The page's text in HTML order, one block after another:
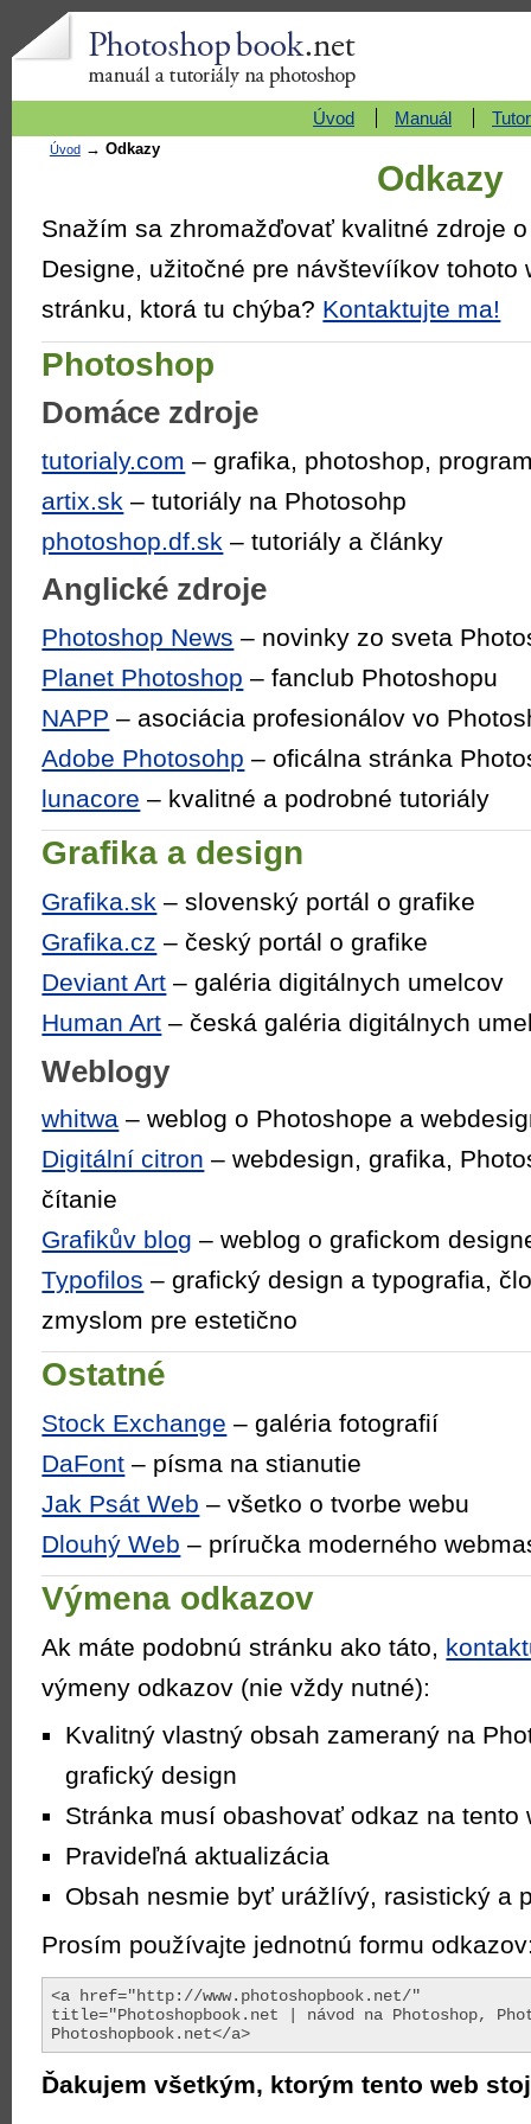
Photoshopbook.net
manuál a tutoriály
Odkazy
Snažím sa zhromažďovať kvalitné zdroje
Designe, užitočné pre návštevííkov tohoto
stránku, ktorá tu chýba? Kontaktujte ma!
Photoshop
Domáce zdroje
tutorialy.com – grafika, photoshop,
artix.sk – tutoriály na Photosohp
photoshop.df.sk – tutoriály a články
Anglické zdroje
Photoshop News – novinky zo sveta
Planet Photoshop – fanclub Photoshopu
NAPP – asociácia profesionálov vo
Adobe Photosohp – oficálna stránka
lunacore – kvalitné a podrobné tutoriály
Grafika a design
Grafika.sk – slovenský portál o grafike
Grafika.cz – český portál o grafike
Deviant Art – galéria digitálnych umelcov
Human Art – česká galéria digitálnych
Weblogy
whitwa – weblog o Photoshope a
Digitální citron – webdesign, grafika,
čítanie
Grafikův blog – weblog o grafickom
Typofilos – grafický design a typografia,
zmyslom pre estetično
Ostatné
Stock Exchange – galéria fotografií
DaFont – písma na stianutie
Jak Psát Web – všetko o tvorbe webu
Dlouhý Web – príručka moderného
Výmena odkazov
Ak máte podobnú stránku ako táto,
výmeny odkazov (nie vždy nutné):
Kvalitný vlastný obsah zameraný na
grafický design
Stránka musí obashovať odkaz na tento
Pravideľná aktualizácia
Obsah nesmie byť urážlívý, rasistický a
Prosím používajte jednotnú formu
<a href="http://www.photoshopbook.net/"
title="Photoshopbook.net | návod na Photoshop,
Photoshopbook.net</a>
Ďakujem všetkým, ktorým tento web
Úvod Manuál
Úvod→ Odkazy